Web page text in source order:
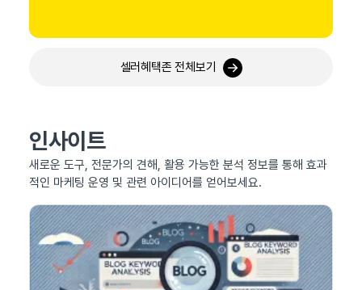
셀러혜택존 전체보기
인사이트
새로운 도구, 전문가의 견해, 활용 가능한 분석 정보를 통해 효과
적인 마케팅 운영 및 관련 아이디어를 얻어보세요.